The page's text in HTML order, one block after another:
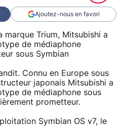
Ajoutez-nous en favori
marque Trium, Mitsubishi a
de médiaphone
sous Symbian
Connu en Europe sous
japonais Mitsubishi a
de médiaphone sous
prometteur.
Symbian OS v7, le